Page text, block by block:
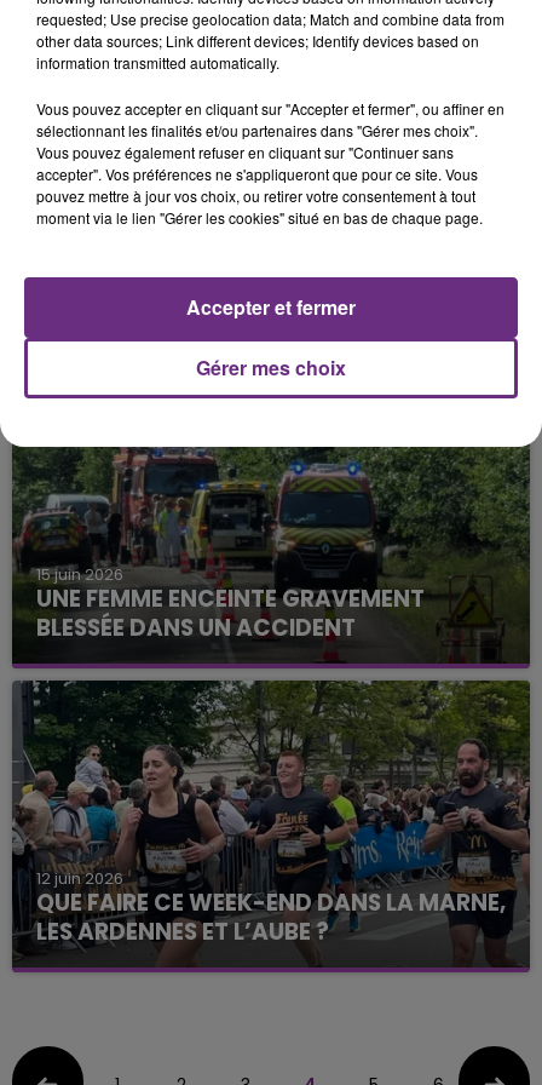
POSTALE DÉPLOIE UN DISPOSITIF POUR...
L'AUBE ET LA HAUTE-MARNE EN
VIGILANCE CANICULE
15 juin 2026
UNE FEMME ENCEINTE GRAVEMENT
BLESSÉE DANS UN ACCIDENT
12 juin 2026
QUE FAIRE CE WEEK-END DANS LA MARNE,
LES ARDENNES ET L’AUBE ?
requested; Use precise geolocation data; Match and combine data from
other data sources; Link different devices; Identify devices based on
information transmitted automatically.
Vous pouvez accepter en cliquant sur "Accepter et fermer", ou affiner en
sélectionnant les finalités et/ou partenaires dans "Gérer mes choix".
Vous pouvez également refuser en cliquant sur "Continuer sans
accepter". Vos préférences ne s'appliqueront que pour ce site. Vous
pouvez mettre à jour vos choix, ou retirer votre consentement à tout
moment via le lien "Gérer les cookies" situé en bas de chaque page.
Gérer mes choix
Accepter et fermer